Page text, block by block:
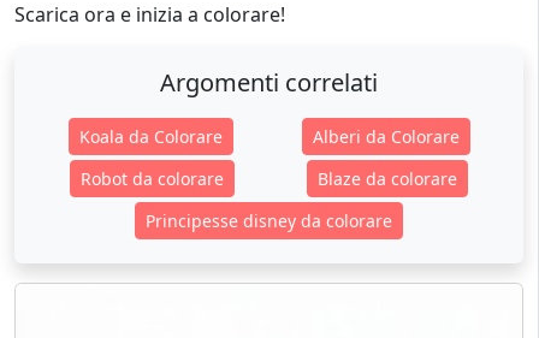
Scarica ora e inizia a colorare!
Argomenti correlati
Koala da Colorare
Alberi da Colorare
Robot da colorare
Blaze da colorare
Principesse disney da colorare